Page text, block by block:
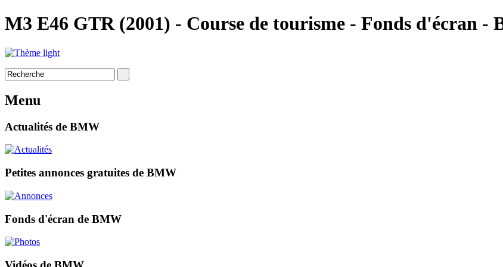
M3 E46 GTR (2001) - Course de tourisme - Fonds d'écran
Menu
Actualités de BMW
Petites annonces gratuites de BMW
Fonds d'écran de BMW